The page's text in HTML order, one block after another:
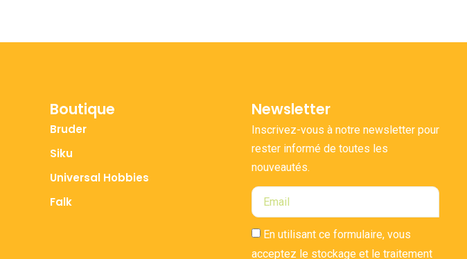
Boutique
Bruder
Siku
Universal Hobbies
Falk
Newsletter
Inscrivez-vous à notre newsletter pour
rester informé de toutes les
nouveautés.
En utilisant ce formulaire, vous
acceptez le stockage et le traitement